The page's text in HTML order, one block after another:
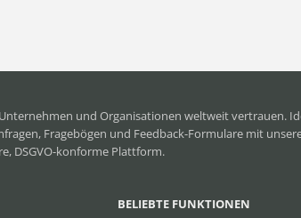
und Organisationen weltweit vertrauen.
Fragebögen und Feedback-Formulare mit
DSGVO-konforme Plattform.
BELIEBTE FUNKTIONEN